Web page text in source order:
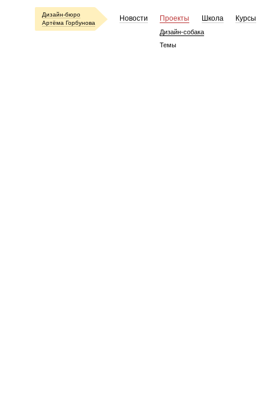
Дизайн-бюро
Артёма Горбунова
Новости Проекты
Дизайн-собака
Темы
Школа Курсы